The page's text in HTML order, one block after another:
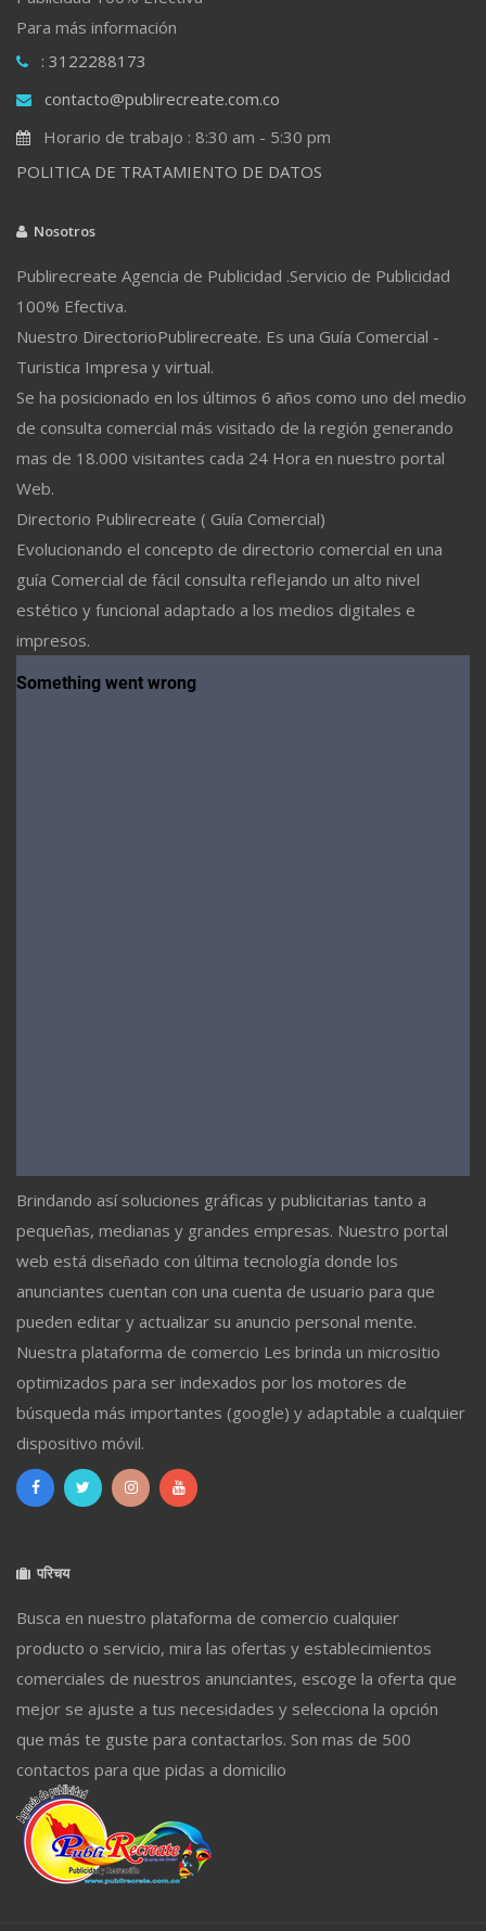
Para más información
: 3122288173
contacto@publirecreate.com.co
Horario de trabajo : 8:30 am - 5:30 pm
POLITICA DE TRATAMIENTO DE DATOS
Nosotros
Publirecreate Agencia de Publicidad .Servicio de Publicidad
100% Efectiva.
Nuestro DirectorioPublirecreate. Es una Guía Comercial -
Turistica Impresa y virtual.
Se ha posicionado en los últimos 6 años como uno del medio
de consulta comercial más visitado de la región generando
mas de 18.000 visitantes cada 24 Hora en nuestro portal
Web.
Directorio Publirecreate ( Guía Comercial)
Evolucionando el concepto de directorio comercial en una
guía Comercial de fácil consulta reflejando un alto nivel
estético y funcional adaptado a los medios digitales e
impresos.
Brindando así soluciones gráficas y publicitarias tanto a
pequeñas, medianas y grandes empresas. Nuestro portal
web está diseñado con última tecnología donde los
anunciantes cuentan con una cuenta de usuario para que
pueden editar y actualizar su anuncio personal mente.
Nuestra plataforma de comercio Les brinda un micrositio
optimizados para ser indexados por los motores de
búsqueda más importantes (google) y adaptable a cualquier
dispositivo móvil.
परिचय
Busca en nuestro plataforma de comercio cualquier
producto o servicio, mira las ofertas y establecimientos
comerciales de nuestros anunciantes, escoge la oferta que
mejor se ajuste a tus necesidades y selecciona la opción
que más te guste para contactarlos. Son mas de 500
contactos para que pidas a domicilio